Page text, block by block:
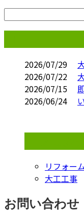
2026/07/29
2026/07/22
2026/07/15
2026/06/24
リフォー
大工工事
お問い合わせ